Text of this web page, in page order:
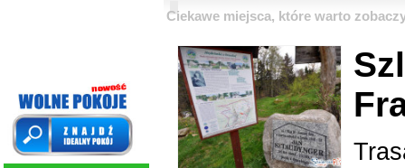
Ciekawe miejsca, które warto